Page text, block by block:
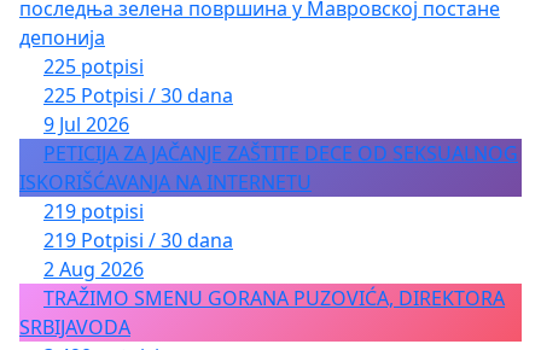
последња зелена површина у Мавровској постане
депонија
225 potpisi
225 Potpisi / 30 dana
9 Jul 2026
PETICIJA ZA JAČANJE ZAŠTITE DECE OD SEKSUALNOG
ISKORIŠĆAVANJA NA INTERNETU
219 potpisi
219 Potpisi / 30 dana
2 Aug 2026
TRAŽIMO SMENU GORANA PUZOVIĆA, DIREKTORA
SRBIJAVODA